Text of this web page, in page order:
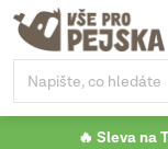
Přejít
obsah
🔥 Sleva na